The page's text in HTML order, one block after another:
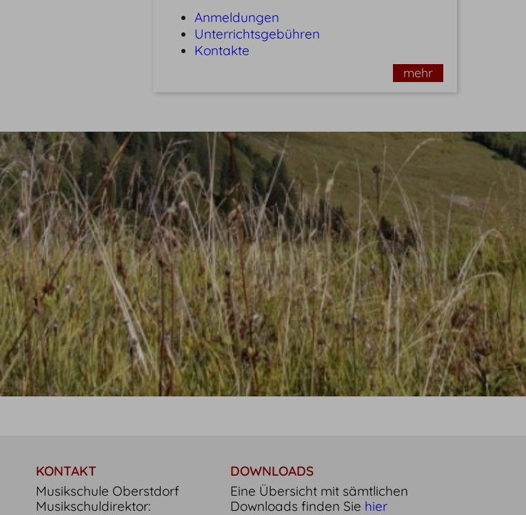
Anmeldungen
Unterrichtsgebühren
Kontakte
mehr
KONTAKT
Musikschule Oberstdorf
Musikschuldirektor:
DOWNLOADS
Eine Übersicht mit sämtlichen
Downloads finden Sie hier